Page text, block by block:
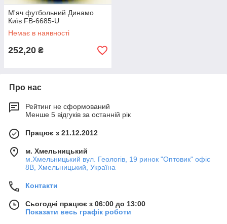
М'яч футбольний Динамо
Київ FB-6685-U
Немає в наявності
252,20 ₴
Про нас
Рейтинг не сформований
Менше 5 відгуків за останній рік
Працює з 21.12.2012
м. Хмельницький
м.Хмельницький вул. Геологів, 19 ринок "Оптовик" офіс
8В, Хмельницький, Україна
Контакти
Сьогодні працює з 06:00 до 13:00
Показати весь графік роботи